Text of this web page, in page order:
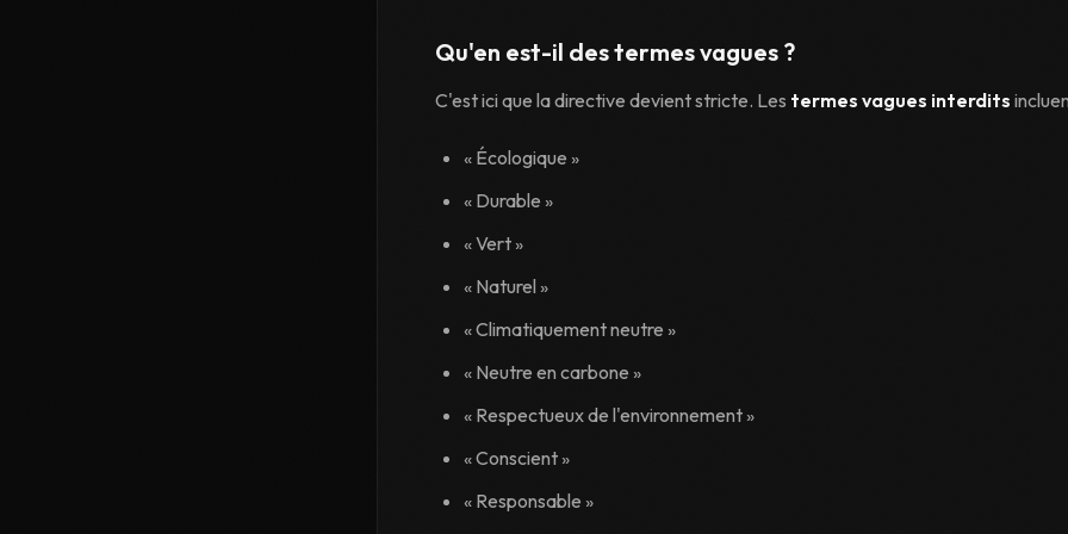
Qu'en est-il des termes vagues ?
C'est ici que la directive devient stricte. Les termes vagues interdits
« Écologique »
« Durable »
« Vert »
« Naturel »
« Climatiquement neutre »
« Neutre en carbone »
« Respectueux de l'environnement »
« Conscient »
« Responsable »